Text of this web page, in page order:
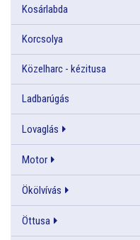
Kosárlabda
Korcsolya
Közelharc - kézitusa
Ladbarúgás
Lovaglás
Motor
Ökölvívás
Öttusa